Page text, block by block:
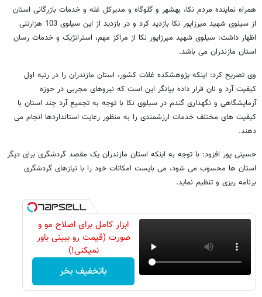
همراه نماینده مردم نکا، بهشهر و گلوگاه و مدیرکل غله و خدمات بازرگانی استان
از سیلوی شهید میرزاپور نکا بازدید کرد و در بازدید از این سیلوی 103 هزارتنی
اظهار داشت: سیلوی شهید میرزاپور نکا از مراکز مهم، استراتژیک و خدمات رسان
استان مازندران می باشد.
وی تصریح کرد: اینکه پژوهشکده غلات کشور، استان مازندران را در رتبه اول
کیفیت آرد و نان قرار داده بیانگر این است که نیروهای مجربی در حوزه
آزمایشگاهی و نگهداری گندم در سیلوی نکا با توجه به تجمیع آرد چند استان با
کیفیت های مختلف خدمات ارزشمندی را به منظور رعایت استانداردها انجام می
دهند.
حسینی پور افزود: با توجه به اینکه استان مازندران یک مقصد گردشگری برای دیگر
استان ها محسوب می شود، می بایست امکانات خود را با نیازهای گردشگری
برنامه ریزی و تنظیم نماید.
ابزار کامل برای اصلاح مو و
صورت (قیمت رو ببینی باور
نمیکنی!)
باتخفیف بخر